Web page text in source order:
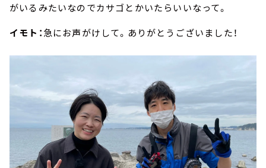
がいるみたいなのでカサゴとかいたらいいなって。
イモト：急にお声がけして。ありがとうございました！